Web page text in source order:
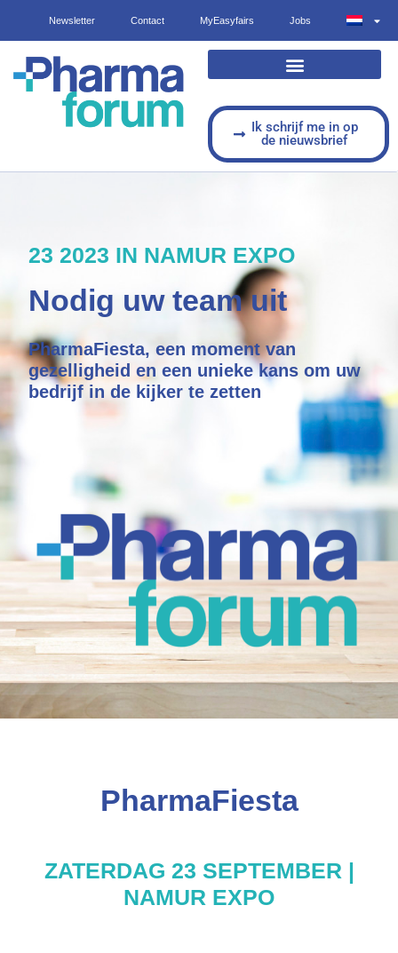
Newsletter Contact MyEasyfairs Jobs
Ik schrijf me in op
de nieuwsbrief
23 2023 IN NAMUR EXPO
Nodig uw team uit
PharmaFiesta, een moment van
gezelligheid en een unieke kans om uw
bedrijf in de kijker te zetten
PharmaFiesta
ZATERDAG 23 SEPTEMBER |
NAMUR EXPO